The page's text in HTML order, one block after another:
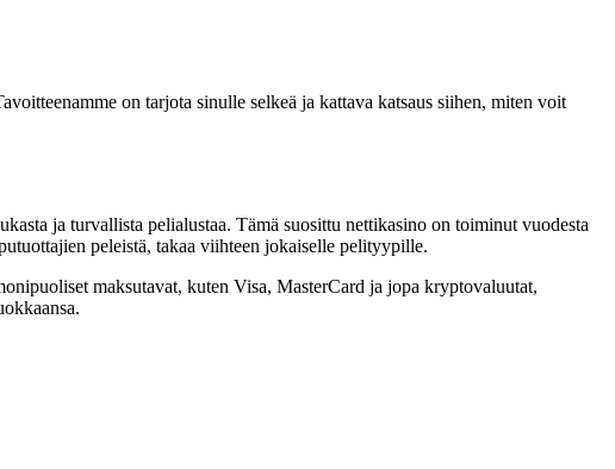
on tarjota sinulle selkeä ja kattava katsaus siihen, miten voit
ja turvallista pelialustaa. Tämä suosittu nettikasino on toiminut vuodesta
peleistä, takaa viihteen jokaiselle pelityypille.
maksutavat, kuten Visa, MasterCard ja jopa kryptovaluutat,